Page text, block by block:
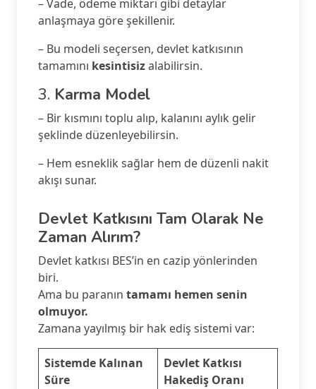
– Vade, ödeme miktarı gibi detaylar
anlaşmaya göre şekillenir.
– Bu modeli seçersen, devlet katkısının
tamamını kesintisizalabilirsin.
3. Karma Model
– Bir kısmını toplu alıp, kalanını aylık gelir
şeklinde düzenleyebilirsin.
– Hem esneklik sağlar hem de düzenli nakit
akışı sunar.
Devlet Katkısını Tam Olarak Ne
Zaman Alırım?
Devlet katkısı BES’in en cazip yönlerinden
biri.
Ama bu paranın tamamı hemen senin
olmuyor.
Zamana yayılmış bir hak ediş sistemi var:
Sistemde Kalınan
Süre
Devlet Katkısı
Hakediş Oranı